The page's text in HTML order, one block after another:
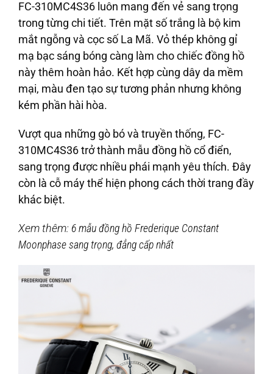
FC-310MC4S36 luôn mang đến vẻ sang trọng
trong từng chi tiết. Trên mặt số trắng là bộ kim
mắt ngỗng và cọc số La Mã. Vỏ thép không gỉ
mạ bạc sáng bóng càng làm cho chiếc đồng hồ
này thêm hoàn hảo. Kết hợp cùng dây da mềm
mại, màu đen tạo sự tương phản nhưng không
kém phần hài hòa.
Vượt qua những gò bó và truyền thống, FC-
310MC4S36 trở thành mẫu đồng hồ cổ điển,
sang trọng được nhiều phái mạnh yêu thích. Đây
còn là cỗ máy thể hiện phong cách thời trang đầy
khác biệt.
Xem thêm: 6 mẫu đồng hồ Frederique Constant
Moonphase sang trọng, đẳng cấp nhất